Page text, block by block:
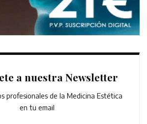
a nuestra Newsletter
profesionales de la Medicina Estética
en tu email